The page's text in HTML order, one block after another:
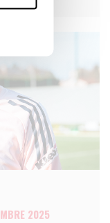
2025